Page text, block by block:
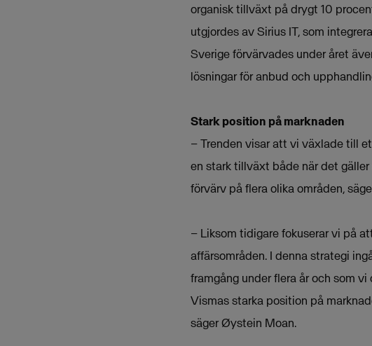
organisk tillväxt på drygt 10
utgjordes av Sirius IT, som
Sverige förvärvades under året
lösningar för anbud och
Stark position på marknaden
– Trenden visar att vi växlade till
en stark tillväxt både när det
förvärv på flera olika områden,
– Liksom tidigare fokuserar vi på
affärsområden. I denna strategi
framgång under flera år och som
Vismas starka position på
säger Øystein Moan.